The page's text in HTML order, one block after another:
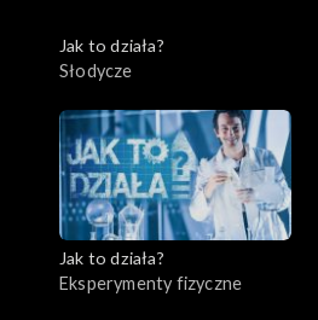
Jak to działa?
Słodycze
Jak to działa?
Eksperymenty fizyczne